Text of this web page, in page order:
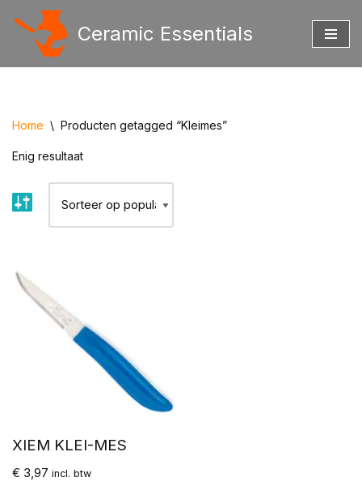
Ceramic Essentials
Home \ Producten getagged “Kleimes”
Enig resultaat
XIEM KLEI-MES
€ 3,97 incl. btw